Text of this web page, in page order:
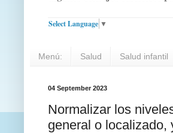
Select Language ▼
Menú: Salud Salud infantil
04 September 2023
Normalizar los
general o localizado,